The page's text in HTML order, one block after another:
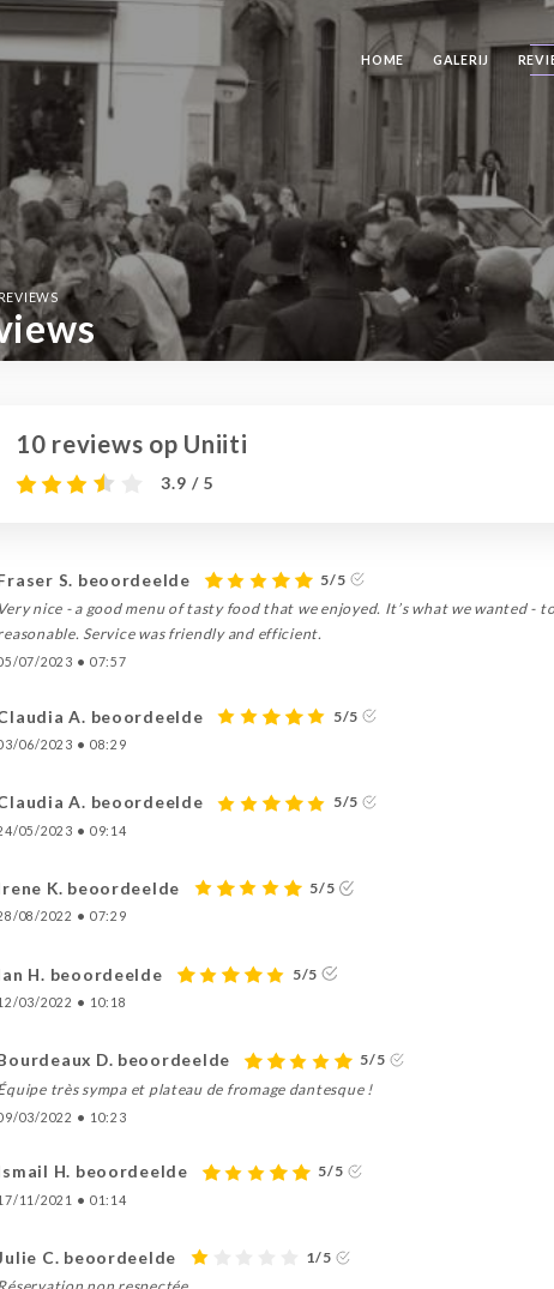
HOME GALERIJ
10 reviews op Uniiti
3.9 / 5
S. beoordeelde
5/5
Very nice - a good menu of tasty food that we enjoyed. It’s what we wanted
Service was friendly and efficient.
07/2023 • 07:57
A. beoordeelde 5/5
06/2023 • 08:29
A. beoordeelde 5/5
05/2023 • 09:14
K. beoordeelde 5/5
08/2022 • 07:29
H. beoordeelde 5/5
03/2022 • 10:18
D. beoordeelde
5/5
très sympa et plateau de fromage dantesque !
03/2022 • 10:23
H. beoordeelde 5/5
11/2021 • 01:14
C. beoordeelde
1/5